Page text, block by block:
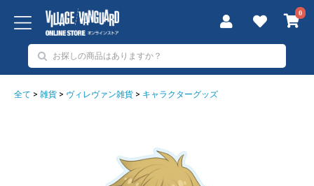
0
全て > 雑貨 > ヴィレヴァン雑貨 > キャラクターグッズ